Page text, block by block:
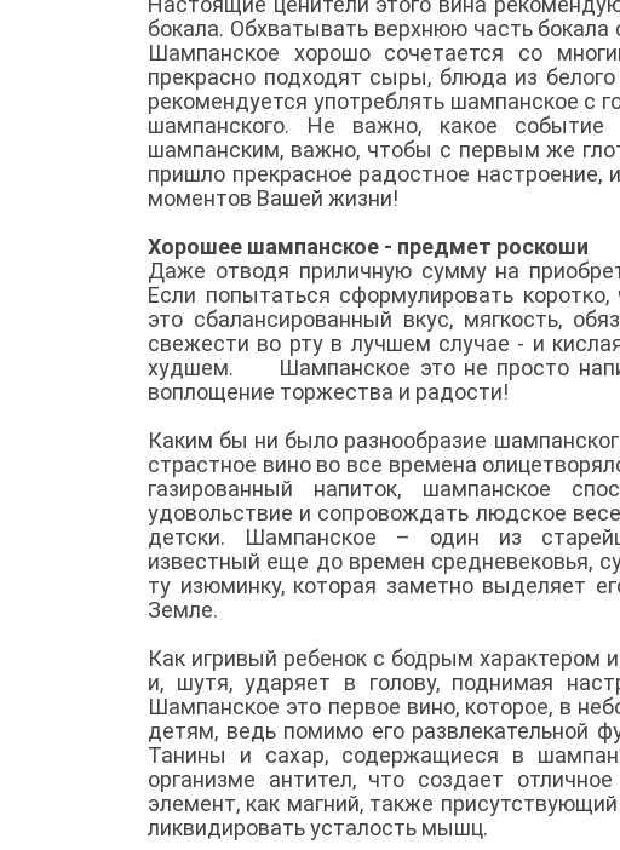
бокала. Обхватывать верхнюю часть
Шампанское хорошо сочетается со
прекрасно подходят сыры, блюда из
рекомендуется употреблять шампанское с
шампанского. Не важно, какое
шампанским, важно, чтобы с первым же
пришло прекрасное радостное
моментов Вашей жизни!
Хорошее шампанское - предмет роскоши
Даже отводя приличную сумму на
Если попытаться сформулировать
это сбалансированный вкус, мягкость,
свежести во рту в лучшем случае - и
худшем. Шампанское это не просто
воплощение торжества и радости!
Каким бы ни было разнообразие
страстное вино во все времена
газированный напиток, шампанское
удовольствие и сопровождать людское
детски. Шампанское – один из
известный еще до времен средневековья,
ту изюминку, которая заметно выделяет
Земле.
Как игривый ребенок с бодрым
и, шутя, ударяет в голову, поднимая
Шампанское это первое вино, которое, в
детям, ведь помимо его развлекательной
Танины и сахар, содержащиеся в
организме антител, что создает
элемент, как магний, также
ликвидировать усталость мышц.